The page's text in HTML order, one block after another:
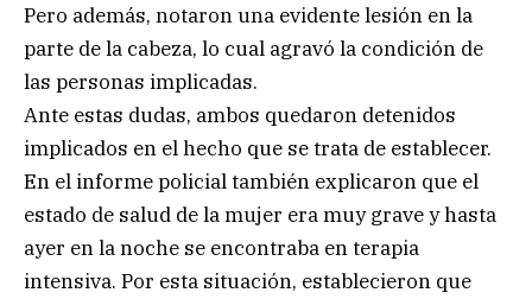
Pero además, notaron una evidente lesión en la
parte de la cabeza, lo cual agravó la condición de
las personas implicadas.
Ante estas dudas, ambos quedaron detenidos
implicados en el hecho que se trata de establecer.
En el informe policial también explicaron que el
estado de salud de la mujer era muy grave y hasta
ayer en la noche se encontraba en terapia
intensiva. Por esta situación, establecieron que